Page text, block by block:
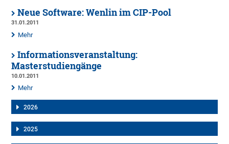
Neue Software: Wenlin im CIP-Pool
31.01.2011
Mehr
Informationsveranstaltung:
Masterstudiengänge
10.01.2011
Mehr
2026
2025